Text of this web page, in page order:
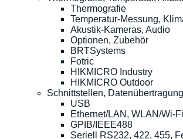
Thermografie
Temperatur-Messung,
Akustik-Kameras, Audio
Optionen, Zubehör
BRTSystems
Fotric
HIKMICRO Industry
HIKMICRO Outdoor
Schnittstellen, Datenübertragung
USB
Ethernet/LAN, WLAN/Wi-Fi
GPIB/IEEE488
Seriell RS232, 422, 455,